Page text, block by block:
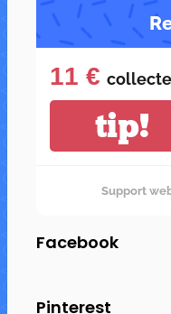
11 €
tip!
Support
Facebook
Pinterest